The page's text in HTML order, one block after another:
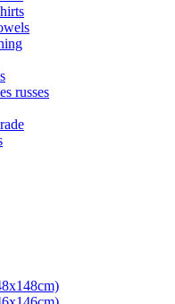
russes